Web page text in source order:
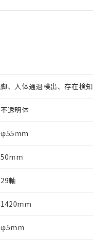
脚、人体通過検出、存在検知
不透明体
φ55mm
50mm
29軸
1420mm
φ5mm